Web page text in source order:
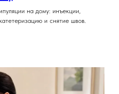
на дому: инъекции,
и снятие швов.